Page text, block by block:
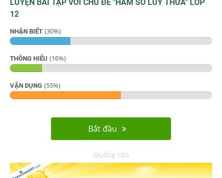
LUYỆN BÀI TẬP VỚI CHỦ ĐỀ "HÀM SỐ LŨY THỪA" LỚP
12
NHẬN BIẾT (30%)
THÔNG HIỂU (16%)
VẬN DỤNG (55%)
Bắt đầu
Quảng cáo